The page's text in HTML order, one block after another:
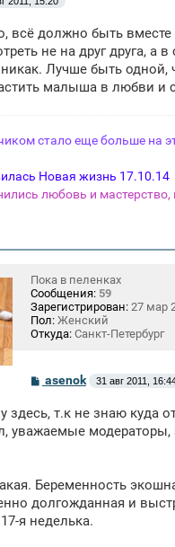
всё должно быть
не на друг друга, а в
Лучше быть одной,
малыша в любви и
стало еще больше на
Новая жизнь 17.10.14
любовь и
Пока в пеленках
Сообщения: 59
Зарегистрирован: 27 мар
Пол: Женский
Откуда: Санкт-Петербург
С
о
б
щ
е
asenok 31 авг 2011,
здесь, т.к не знаю куда
уважаемые
Беременность
долгожданная и
я неделька.